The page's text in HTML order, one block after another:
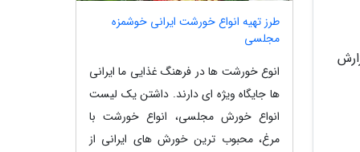
طرز تهیه انواع خورشت ایرانی خوشمزه
مجلسی
انوع خورشت ها در فرهنگ غذایی ما ایرانی
ها جایگاه ویژه ای دارند. داشتن یک لیست
انواع خورش مجلسی، انواع خورشت با
مرغ، محبوب ترین خورش های ایرانی از